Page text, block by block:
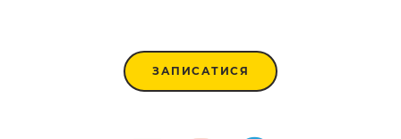
ЗАПИСАТИСЯ